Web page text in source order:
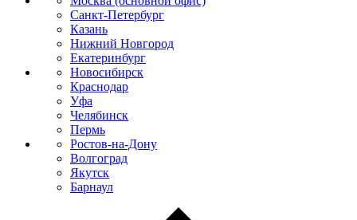
Санкт-Петербург
Казань
Нижний Новгород
Екатеринбург
Новосибирск
Краснодар
Уфа
Челябинск
Пермь
Ростов-на-Дону
Волгоград
Якутск
Барнаул